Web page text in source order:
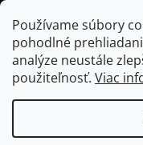
Používame súbory
pohodlné
analýze neustále
použiteľnosť. Viac
Prejsť
na
obsah
Domov
/ Kuchyňa / Pečenie /
makrónky
ORION
makrónky